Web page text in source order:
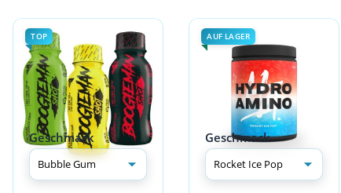
TOP
Geschmack
AUF LAGER
Geschmack